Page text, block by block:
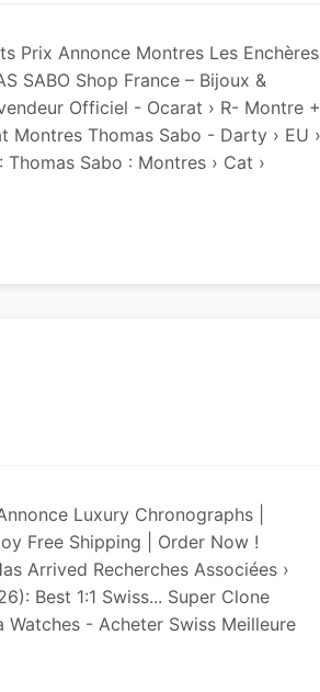
Prix Annonce Montres Les Enchères
SABO Shop France – Bijoux &
Officiel - Ocarat › R- Montre +
Montres Thomas Sabo - Darty › EU ›
Thomas Sabo : Montres › Cat ›
Luxury Chronographs |
Free Shipping | Order Now !
Arrived Recherches Associées ›
Best 1:1 Swiss... Super Clone
Watches - Acheter Swiss Meilleure